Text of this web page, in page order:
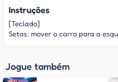
Instruções
[Teclado]
Setas: mover o carro para a
Jogue também